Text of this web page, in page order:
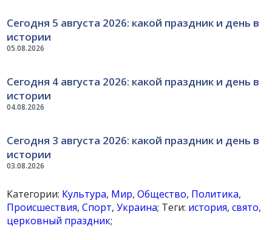
05.08.2026
Сегодня 5 августа 2026: какой праздник и день в
истории
04.08.2026
Сегодня 4 августа 2026: какой праздник и день в
истории
03.08.2026
Сегодня 3 августа 2026: какой праздник и день в
истории
Категории: Культура, Мир,Общество, Политика,
Происшествия,Спорт,Украина; Теги: история,свято,
церковный праздник;